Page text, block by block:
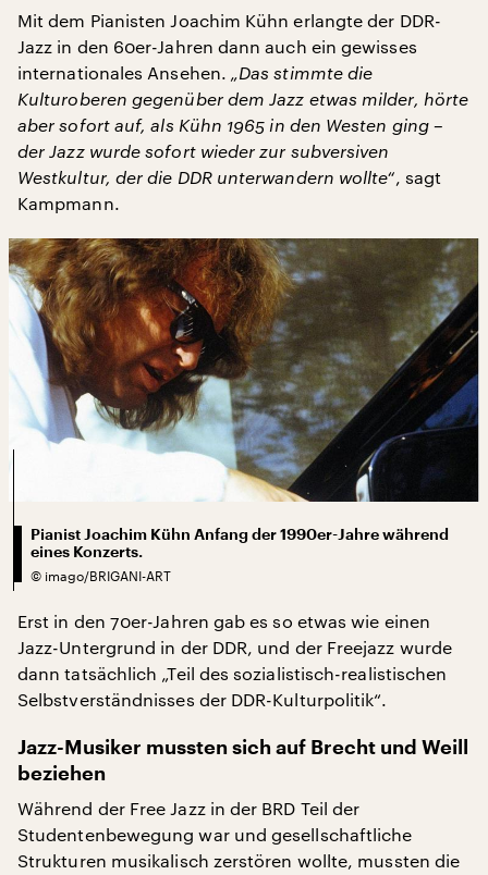
Mit dem Pianisten Joachim Kühn erlangte der DDR-
Jazz in den 60er-Jahren dann auch ein gewisses
internationales Ansehen. „Das stimmte die
Kulturoberen gegenüber dem Jazz etwas milder, hörte
aber sofort auf, als Kühn 1965 in den Westen ging –
der Jazz wurde sofort wieder zur subversiven
Westkultur, der die DDR unterwandern wollte“, sagt
Kampmann.
Pianist Joachim Kühn Anfang der 1990er-Jahre während
eines Konzerts.
© imago/BRIGANI-ART
Erst in den 70er-Jahren gab es so etwas wie einen
Jazz-Untergrund in der DDR, und der Freejazz wurde
dann tatsächlich „Teil des sozialistisch-realistischen
Selbstverständnisses der DDR-Kulturpolitik“.
Jazz-Musiker mussten sich auf Brecht und Weill
beziehen
Während der Free Jazz in der BRD Teil der
Studentenbewegung war und gesellschaftliche
Strukturen musikalisch zerstören wollte, mussten die